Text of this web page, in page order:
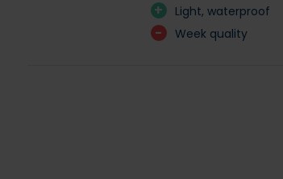
+ Light, waterproof
- Week quality